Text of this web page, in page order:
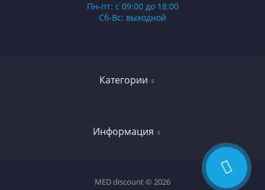
Категории
Гинекология
Информация
Отзывы
Пн-пт: с 09:00 до 18:00
Сб-Вс: выходной
MED discount © 2026